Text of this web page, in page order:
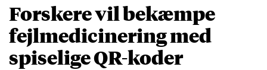
Forskere vil bekæmpe
fejlmedicinering med
spiselige QR-koder